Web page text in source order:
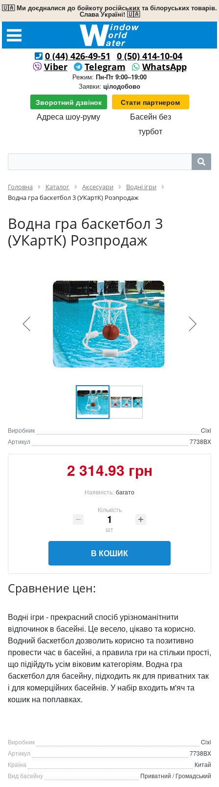
🇺🇦 Ми доєдналися до бойкоту російських та білоруських товарів.
Слава Україні! 🇺🇦
0 (44) 426-49-51
0 (50) 414-10-04
Viber
Telegram WhatsApp
Режим: Пн-Пт 9:00–19:00
Заявки: цілодобово
Зворотний дзвінок Стати партнером
Адреса шоу-руму
Басейн без
турбот
Головна Каталог Аксесуари
Водні ігри
Водна гра баскетбол 3 (УКартК) Розпродаж
Водна гра баскетбол 3
(УКартК) Розпродаж
Виробник
Cixi
Артикул
7738BX
2 314.93 грн
Наявність: багато
Кількість
шт
В КОШИК
Сравнение цен:
Водні ігри - прекрасний спосіб урізноманітнити
відпочинок в басейні. Це весело, цікаво та корисно.
Водний баскетбол дозволить корисно та позитивно
провести час в басейні, а правила гри на стільки прості,
що підійдуть усім віковим категоріям. Водна гра
баскетбол для басейну, підходить як для приватних так
і для комерційних басейнів. У набір входить м'яч та
кошик на поплавках.
Виробник
Cixi
Артикул
7738BX
Країна
Китай
Вид басейну
Приватний / Громадський